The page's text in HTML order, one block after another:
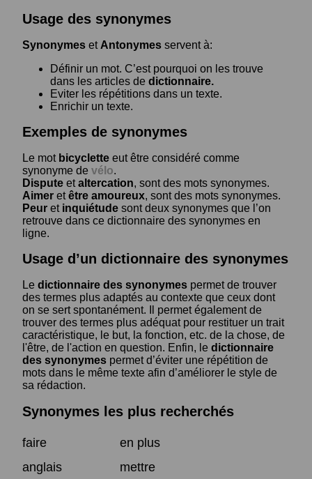
Usage des synonymes
Synonymes et Antonymes servent à:
Définir un mot. C’est pourquoi on les trouve
dans les articles de dictionnaire.
Eviter les répétitions dans un texte.
Enrichir un texte.
Exemples de synonymes
Le mot bicyclette eut être considéré comme
synonyme de vélo.
Dispute etaltercation, sont des mots synonymes.
Aimer etêtre amoureux, sont des mots synonymes.
Peur et inquiétude sont deux synonymes que l’on
retrouve dans ce dictionnaire des synonymes en
ligne.
Usage d’un dictionnaire des synonymes
Le dictionnaire des synonymes permet de trouver
des termes plus adaptés au contexte que ceux dont
on se sert spontanément. Il permet également de
trouver des termes plus adéquat pour restituer un trait
caractéristique, le but, la fonction, etc. de la chose, de
l'être, de l'action en question. Enfin, le dictionnaire
des synonymes permet d’éviter une répétition de
mots dans le même texte afin d’améliorer le style de
sa rédaction.
Synonymes les plus recherchés
faire
en plus
anglais
mettre